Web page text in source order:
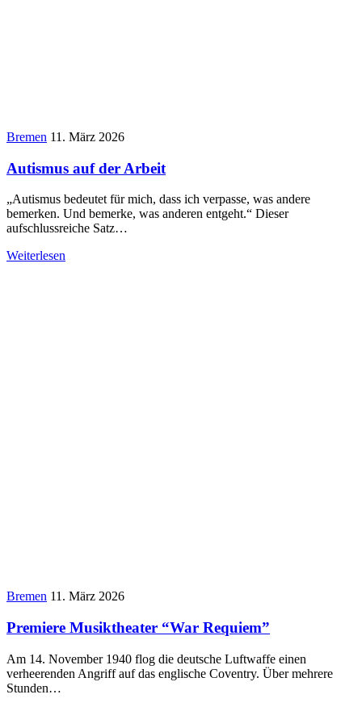
Bremen 11. März 2026
Autismus auf der Arbeit
„Autismus bedeutet für mich, dass ich verpasse, was andere
bemerken. Und bemerke, was anderen entgeht.“ Dieser
aufschlussreiche Satz…
Weiterlesen
Bremen 11. März 2026
Premiere Musiktheater “War Requiem”
Am 14. November 1940 flog die deutsche Luftwaffe einen
verheerenden Angriff auf das englische Coventry. Über mehrere
Stunden…